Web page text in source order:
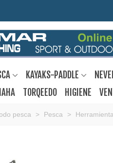
KAYAKS-PADDLE
TORQEEDO HIGIENE
pesca > Pesca >